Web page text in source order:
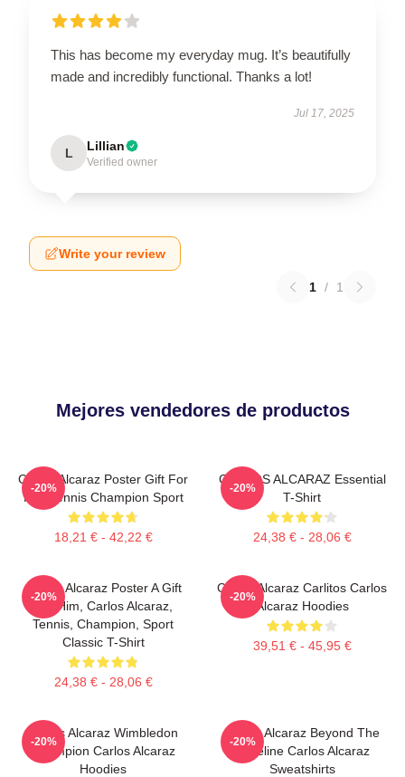
This has become my everyday mug. It’s beautifully
made and incredibly functional. Thanks a lot!
Jul 17, 2025
L Lillian
Verified owner
Write your review
1 / 1
Mejores vendedores de productos
Carlos Alcaraz Poster Gift For
Him Tennis Champion Sport
18,21 € - 42,22 €
-20%
CARLOS ALCARAZ Essential
T-Shirt
24,38 € - 28,06 €
-20%
Carlos Alcaraz Poster A Gift
For Him, Carlos Alcaraz,
Tennis, Champion, Sport
Classic T-Shirt
24,38 € - 28,06 €
-20%
Carlos Alcaraz Carlitos Carlos
Alcaraz Hoodies
39,51 € - 45,95 €
-20%
Carlos Alcaraz Wimbledon
Champion Carlos Alcaraz
Hoodies
-20%
Carlos Alcaraz Beyond The
Baseline Carlos Alcaraz
Sweatshirts
-20%